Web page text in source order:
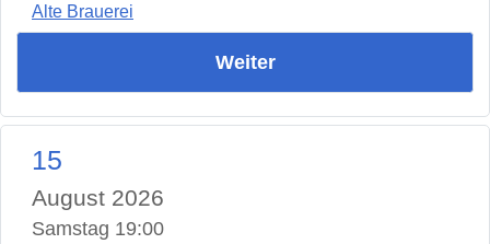
Alte Brauerei
Weiter
15
August 2026
Samstag 19:00